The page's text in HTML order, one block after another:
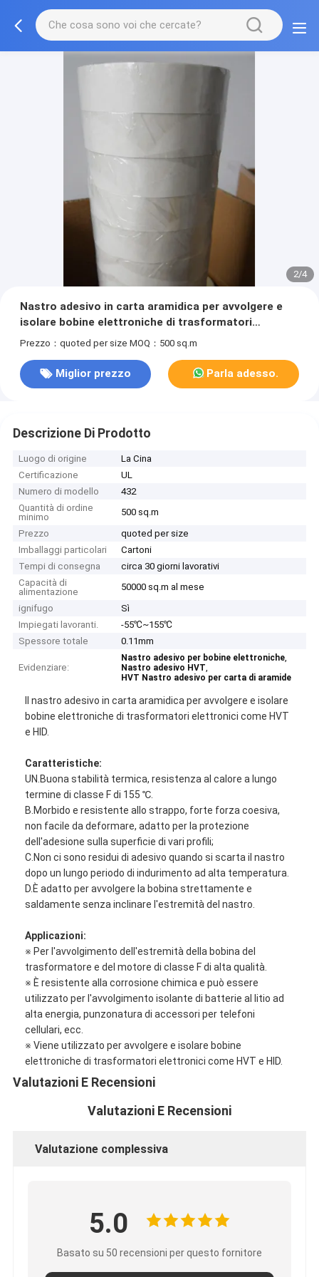
2/4
Nastro adesivo in carta aramidica per avvolgere e
isolare bobine elettroniche di trasformatori
elettronici come HVT e HID
Prezzo：quoted per size MOQ：500 sq.m
Miglior prezzo Parla adesso.
Descrizione Di Prodotto
Luogo di origine
La Cina
Certificazione
UL
Numero di modello
432
Quantità di ordine
minimo
500 sq.m
Prezzo
quoted per size
Imballaggi particolari
Cartoni
Tempi di consegna
circa 30 giorni lavorativi
Capacità di
alimentazione
50000 sq.m al mese
ignifugo
Sì
Impiegati lavoranti.
-55℃~155℃
Spessore totale
0.11mm
Evidenziare:
Nastro adesivo per bobine elettroniche,
Nastro adesivo HVT,
HVT Nastro adesivo per carta di aramide
Il nastro adesivo in carta aramidica per avvolgere e isolare
bobine elettroniche di trasformatori elettronici come HVT
e HID.
Caratteristiche:
UN.Buona stabilità termica, resistenza al calore a lungo
termine di classe F di 155 ℃.
B.Morbido e resistente allo strappo, forte forza coesiva,
non facile da deformare, adatto per la protezione
dell'adesione sulla superficie di vari profili;
C.Non ci sono residui di adesivo quando si scarta il nastro
dopo un lungo periodo di indurimento ad alta temperatura.
D.È adatto per avvolgere la bobina strettamente e
saldamente senza inclinare l'estremità del nastro.
Applicazioni:
※ Per l'avvolgimento dell'estremità della bobina del
trasformatore e del motore di classe F di alta qualità.
※ È resistente alla corrosione chimica e può essere
utilizzato per l'avvolgimento isolante di batterie al litio ad
alta energia, punzonatura di accessori per telefoni
cellulari, ecc.
※ Viene utilizzato per avvolgere e isolare bobine
elettroniche di trasformatori elettronici come HVT e HID.
Valutazioni E Recensioni
Valutazioni E Recensioni
Valutazione complessiva
5.0
Basato su 50 recensioni per questo fornitore